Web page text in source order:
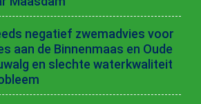
negatief zwemadvies voor
aan de Binnenmaas en Oude
en slechte waterkwaliteit